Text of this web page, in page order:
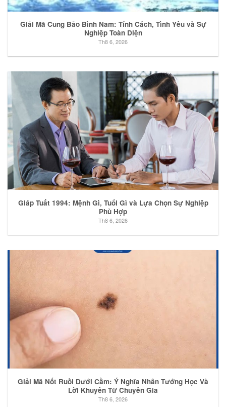
Giải Mã Cung Bảo Bình Nam: Tính Cách, Tình Yêu và Sự
Nghiệp Toàn Diện
Th8 6, 2026
Giáp Tuất 1994: Mệnh Gì, Tuổi Gì và Lựa Chọn Sự Nghiệp
Phù Hợp
Th8 6, 2026
Giải Mã Nốt Ruồi Dưới Cằm: Ý Nghĩa Nhân Tướng Học Và
Lời Khuyên Từ Chuyên Gia
Th8 6, 2026